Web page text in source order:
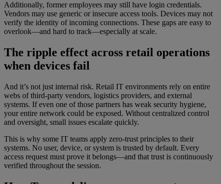
Additionally, former employees may still have login credentials.
Vendors may use generic or insecure access tools. Devices may not
verify the identity of incoming connections. These gaps are easy to
overlook—and hard to track—especially at scale.
The ripple effect across retail operations
when devices fail
And it’s not just internal risk. Retail IT environments rely on entire
webs of third-party vendors, logistics providers, and external
systems. If even one of those partners has weak security hygiene,
your entire network could be exposed. Without centralized control
and oversight, small issues escalate quickly.
This is why some IT teams apply zero-trust principles to their
systems. No user, device, or system is trusted by default. Every
access request must prove it belongs—and that trust is continuously
verified throughout the session.